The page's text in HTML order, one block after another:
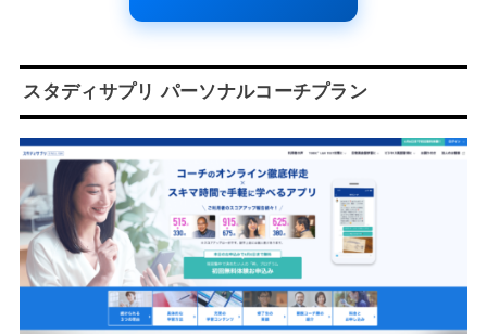
スタディサプリ パーソナルコーチプラン